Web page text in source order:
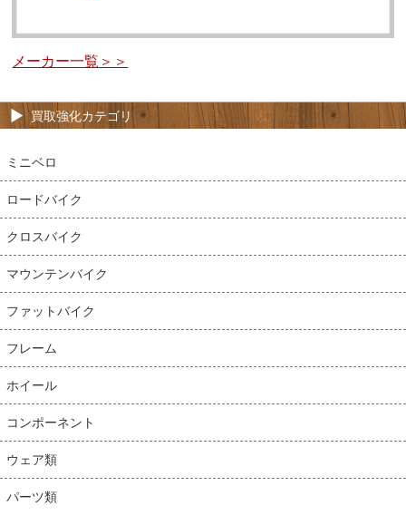
メーカー一覧＞＞
買取強化カテゴリ
ミニベロ
ロードバイク
クロスバイク
マウンテンバイク
ファットバイク
フレーム
ホイール
コンポーネント
ウェア類
パーツ類